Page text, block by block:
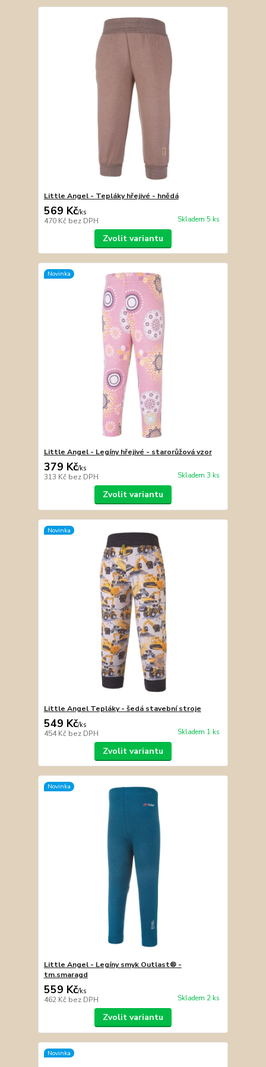
Little Angel - Tepláky hřejivé - hnědá
569 Kč/ks
470 Kč bez DPH Skladem 5 ks
Zvolit variantu
Novinka
Little Angel - Legíny hřejivé - starorůžová vzor
379 Kč/ks
313 Kč bez DPH Skladem 3 ks
Zvolit variantu
Novinka
Little Angel Tepláky - šedá stavební stroje
549 Kč/ks
454 Kč bez DPH Skladem 1 ks
Zvolit variantu
Novinka
Little Angel - Legíny smyk Outlast® -
tm.smaragd
559 Kč/ks
462 Kč bez DPH Skladem 2 ks
Zvolit variantu
Novinka